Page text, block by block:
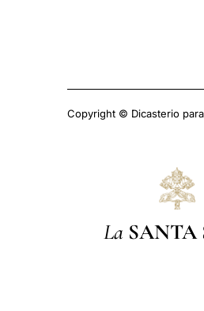
Copyright © Dicasterio
La SANTA